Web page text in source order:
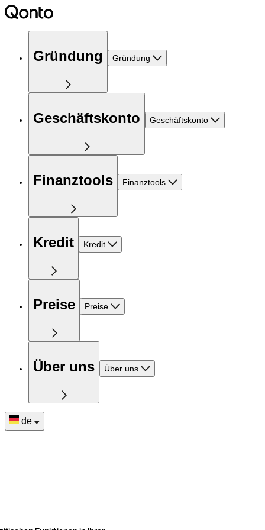
Gründung Gründung
Geschäftskonto Geschäftskonto
Finanztools Finanztools
Kredit Kredit
Preise Preise
Über uns Über uns
de